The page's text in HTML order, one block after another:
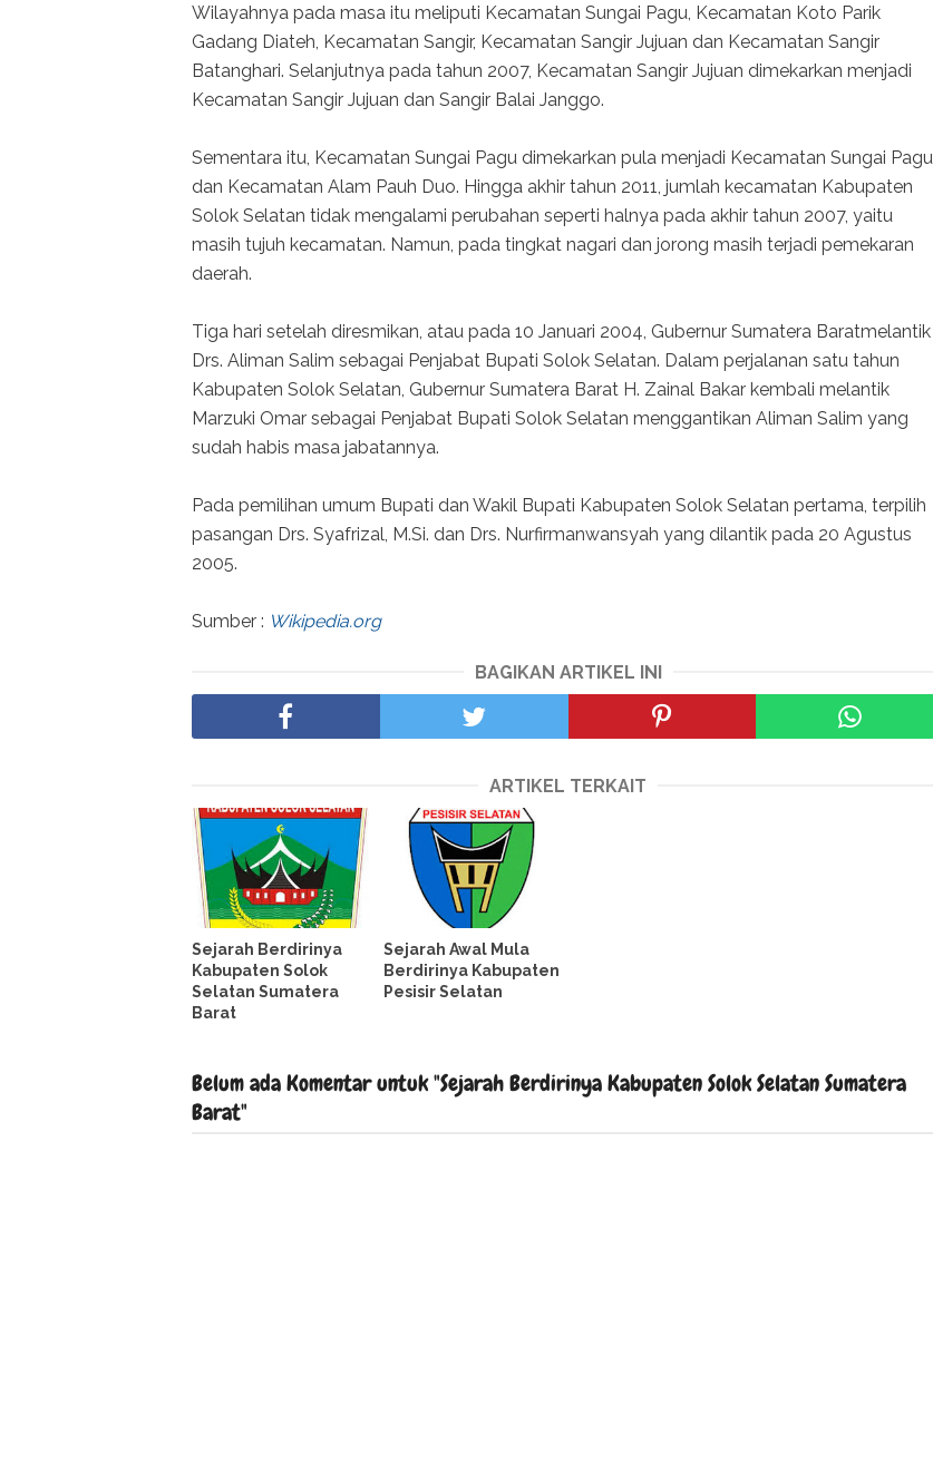
Wilayahnya pada masa itu meliputi Kecamatan Sungai Pagu, Kecamatan Koto Parik
Gadang Diateh, Kecamatan Sangir, Kecamatan Sangir Jujuan dan Kecamatan Sangir
Batanghari. Selanjutnya pada tahun 2007, Kecamatan Sangir Jujuan dimekarkan menjadi
Kecamatan Sangir Jujuan dan Sangir Balai Janggo.
Sementara itu, Kecamatan Sungai Pagu dimekarkan pula menjadi Kecamatan Sungai Pagu
dan Kecamatan Alam Pauh Duo. Hingga akhir tahun 2011, jumlah kecamatan Kabupaten
Solok Selatan tidak mengalami perubahan seperti halnya pada akhir tahun 2007, yaitu
masih tujuh kecamatan. Namun, pada tingkat nagari dan jorong masih terjadi pemekaran
daerah.
Tiga hari setelah diresmikan, atau pada 10 Januari 2004, Gubernur Sumatera Baratmelantik
Drs. Aliman Salim sebagai Penjabat Bupati Solok Selatan. Dalam perjalanan satu tahun
Kabupaten Solok Selatan, Gubernur Sumatera Barat H. Zainal Bakar kembali melantik
Marzuki Omar sebagai Penjabat Bupati Solok Selatan menggantikan Aliman Salim yang
sudah habis masa jabatannya.
Pada pemilihan umum Bupati dan Wakil Bupati Kabupaten Solok Selatan pertama, terpilih
pasangan Drs. Syafrizal, M.Si. dan Drs. Nurfirmanwansyah yang dilantik pada 20 Agustus
2005.
Sumber : Wikipedia.org
BAGIKAN ARTIKEL INI
ARTIKEL TERKAIT
Sejarah Berdirinya
Kabupaten Solok
Selatan Sumatera
Barat
Sejarah Awal Mula
Berdirinya Kabupaten
Pesisir Selatan
Belum ada Komentar untuk "Sejarah Berdirinya Kabupaten Solok Selatan Sumatera
Barat"